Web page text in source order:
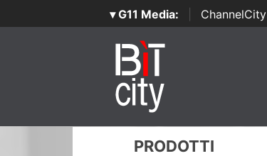
▾ G11 Media: ChannelCity
PRODOTTI